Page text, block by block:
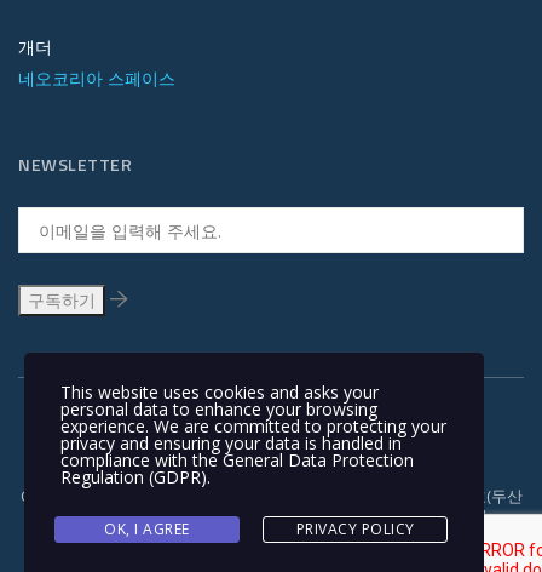
개더
네오코리아 스페이스
NEWSLETTER
Copyright © 1991-2018 | 경기도 안양시 흥안대로 415, 서관 1110호(두산
벤처다임) 우: 14059 | T +82-31-478-5434 | F +82-31-478-5437 |
NEOKOREA TRADING COMPANY LIMITED. NEOKOREA. ALL RIGHTS
This website uses cookies and asks your
personal data to enhance your browsing
experience. We are committed to protecting your
privacy and ensuring your data is handled in
compliance with theGeneral Data Protection
Regulation (GDPR).
OK, I AGREE PRIVACY POLICY